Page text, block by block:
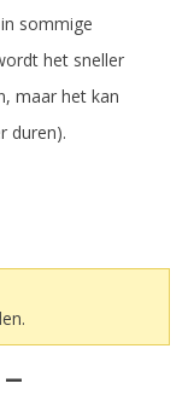
sommige
het sneller
maar het kan
duren).